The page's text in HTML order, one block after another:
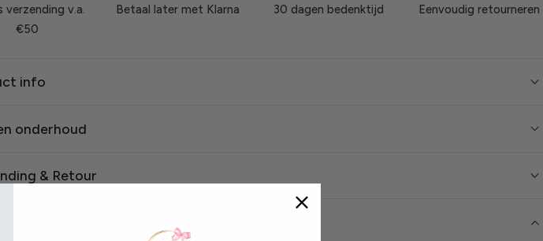
verzending v.a.
€50
Betaal later met Klarna 30 dagen bedenktijd Eenvoudig retourneren
info
onderhoud
& Retour